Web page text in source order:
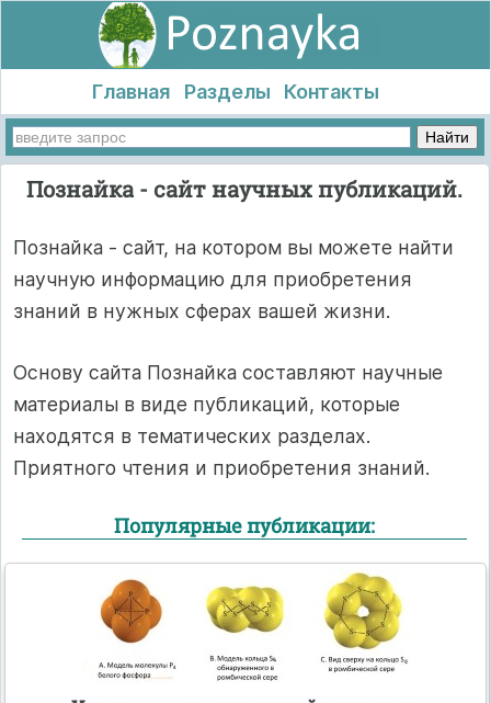
Главная Разделы Контакты
Познайка - сайт научных публикаций.
Познайка - сайт, на котором вы можете найти
научную информацию для приобретения
знаний в нужных сферах вашей жизни.
Основу сайта Познайка составляют научные
материалы в виде публикаций, которые
находятся в тематических разделах.
Приятного чтения и приобретения знаний.
Популярные публикации: